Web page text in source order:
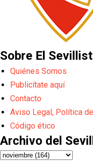
Sobre El
Quiénes Somos
Publicítate aquí
Contacto
Aviso Legal, Política
Código ético
Archivo del